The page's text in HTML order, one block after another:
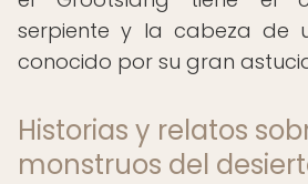
serpiente y la cabeza de
conocido por su gran
Historias y relatos
monstruos del